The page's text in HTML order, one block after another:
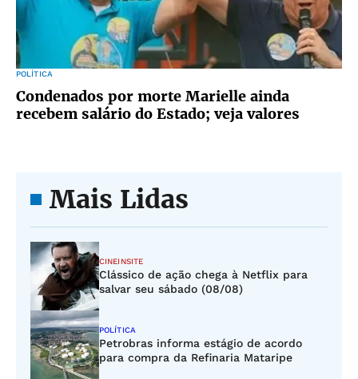
POLÍTICA
Condenados por morte Marielle ainda
recebem salário do Estado; veja valores
Mais Lidas
CINEINSITE
Clássico de ação chega à Netflix para
salvar seu sábado (08/08)
POLÍTICA
Petrobras informa estágio de acordo
para compra da Refinaria Mataripe